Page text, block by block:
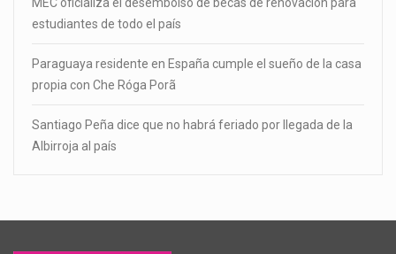
estudiantes de todo el país
Paraguaya residente en España cumple el sueño de la casa
propia con Che Róga Porã
Santiago Peña dice que no habrá feriado por llegada de la
Albirroja al país